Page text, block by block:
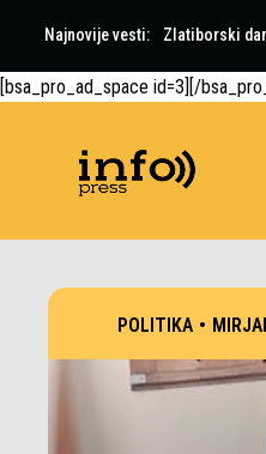
Najnovije vesti: Zlatiborski
[bsa_pro_ad_space id=3][/
POLITIKA •